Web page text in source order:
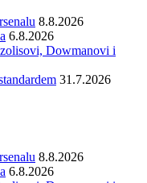
8.8.2026
6.8.2026
Dowmanovi i
31.7.2026
8.8.2026
6.8.2026